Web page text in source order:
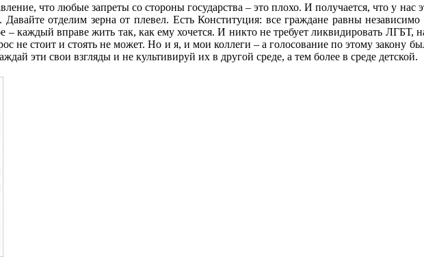
что любые запреты со стороны государства – это плохо. И получается, что у
отделим зерна от плевел. Есть Конституция: все граждане равны
каждый вправе жить так, как ему хочется. И никто не требует ликвидировать ЛГБТ,
не стоит и стоять не может. Но и я, и мои коллеги – а голосование по этому закону
эти свои взгляды и не культивируй их в другой среде, а тем более в среде детской.